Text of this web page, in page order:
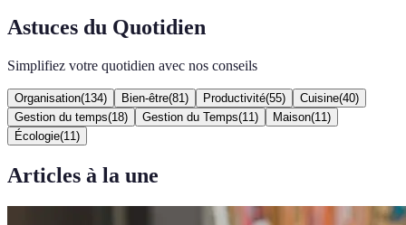
Astuces du Quotidien
Simplifiez votre quotidien avec nos conseils
Organisation(134) Bien-être(81 ) Productivité(55) Cuisine(40)
Gestion du temps(18) Gestion du Temps(11 ) Maison(11 )
Écologie(11 )
Articles à la une